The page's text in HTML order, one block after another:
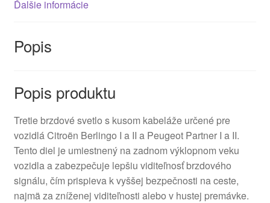
Ďalšie informácie
Popis
Popis produktu
Tretie brzdové svetlo s kusom kabeláže určené pre
vozidlá Citroën Berlingo I a II a Peugeot Partner I a II.
Tento diel je umiestnený na zadnom výklopnom veku
vozidla a zabezpečuje lepšiu viditeľnosť brzdového
signálu, čím prispieva k vyššej bezpečnosti na ceste,
najmä za zníženej viditeľnosti alebo v hustej premávke.